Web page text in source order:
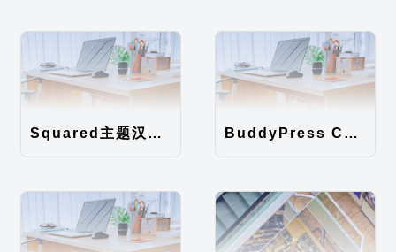
Squared主题汉化包 BuddyPress Colours主题汉化包